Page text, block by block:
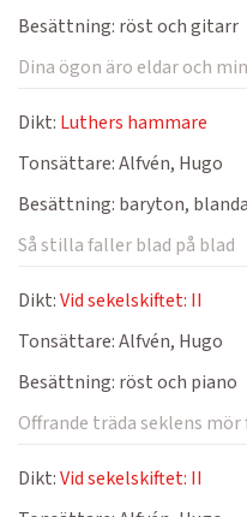
Besättning: röst och gitarr
Dina ögon äro eldar och
Dikt: Luthers hammare
Tonsättare:Alfvén, Hugo
Besättning: baryton,
Så stilla faller blad på blad
Dikt:Vid sekelskiftet: II
Tonsättare:Alfvén, Hugo
Besättning: röst och piano
Offrande träda seklens
Dikt:Vid sekelskiftet: II